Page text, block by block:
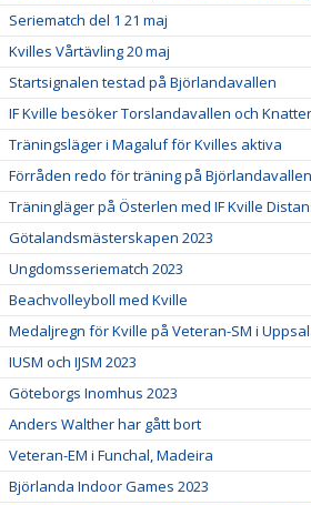
Seriematch del 1 21 maj
Kvilles Vårtävling 20 maj
Startsignalen testad på Björlandavallen
IF Kville besöker Torslandavallen och
Träningsläger i Magaluf för Kvilles aktiva
Förråden redo för träning på Björlandavallen
Träningläger på Österlen med IF Kville
Götalandsmästerskapen 2023
Ungdomsseriematch 2023
Beachvolleyboll med Kville
Medaljregn för Kville på Veteran-SM i
IUSM och IJSM 2023
Göteborgs Inomhus 2023
Anders Walther har gått bort
Veteran-EM i Funchal, Madeira
Björlanda Indoor Games 2023